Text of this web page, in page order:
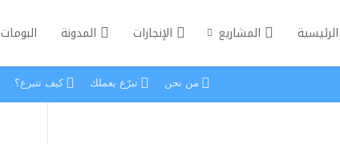
الرئيسية المشاريع الإنجازات المدونة البومات
من نحن تبرّع بعملك كيف تتبرع؟